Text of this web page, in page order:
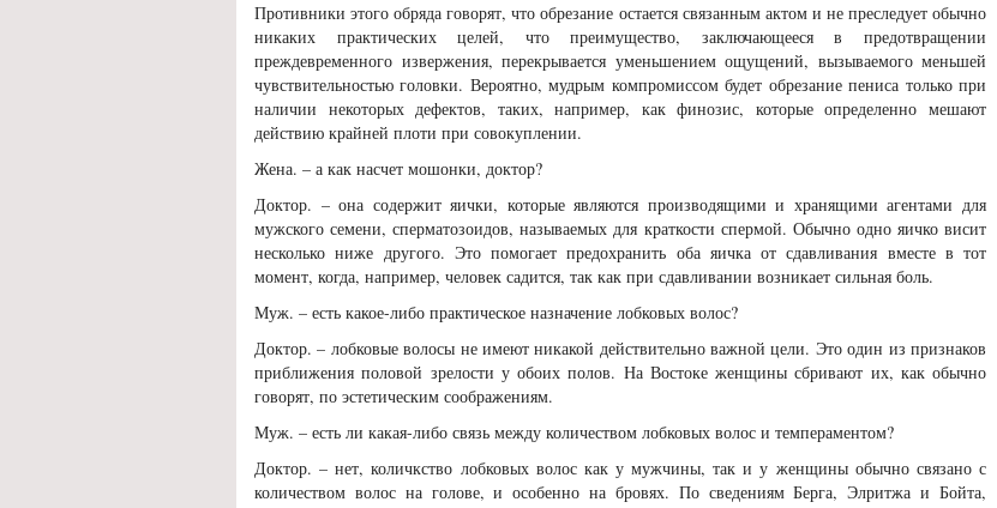
Противники этого обряда говорят, что обрезание остается связанным актом и не преследует обычно
никаких практических целей, что преимущество, заключающееся в предотвращении
преждевременного извержения, перекрывается уменьшением ощущений, вызываемого меньшей
чувствительностью головки. Вероятно, мудрым компромиссом будет обрезание пениса только при
наличии некоторых дефектов, таких, например, как финозис, которые определенно мешают
действию крайней плоти при совокуплении.
Жена. – а как насчет мошонки, доктор?
Доктор. – она содержит яички, которые являются производящими и хранящими агентами для
мужского семени, сперматозоидов, называемых для краткости спермой. Обычно одно яичко висит
несколько ниже другого. Это помогает предохранить оба яичка от сдавливания вместе в тот
момент, когда, например, человек садится, так как при сдавливании возникает сильная боль.
Муж. – есть какое-либо практическое назначение лобковых волос?
Доктор. – лобковые волосы не имеют никакой действительно важной цели. Это один из признаков
приближения половой зрелости у обоих полов. На Востоке женщины сбривают их, как обычно
говорят, по эстетическим соображениям.
Муж. – есть ли какая-либо связь между количеством лобковых волос и темпераментом?
Доктор. – нет, количкство лобковых волос как у мужчины, так и у женщины обычно связано с
количеством волос на голове, и особенно на бровях. По сведениям Берга, Элритжа и Бойта,